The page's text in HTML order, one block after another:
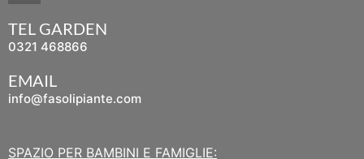
TEL GARDEN
0321 468866
EMAIL
info@fasolipiante.com
SPAZIO PER BAMBINI E FAMIGLIE: